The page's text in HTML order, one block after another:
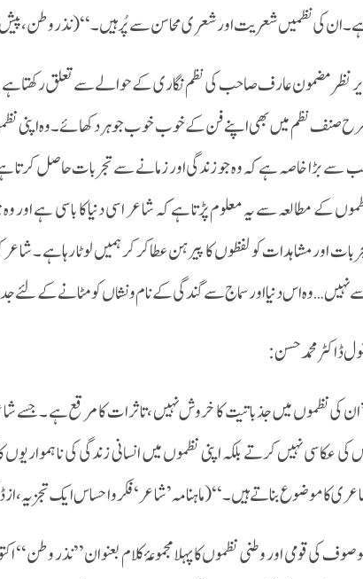
ان کی نظمیں شعریت اور شعری محاسن سے پُرہیں۔‘‘ (نذروطن، پیش لفظ از سابق
نظر مضمون عارف صاحب کی نظم نگاری کے حوالے سے تعلق رکھتا ہے
صنف نظم میں بھی اپنے فن کے خوب خوب جوہر دکھائے ۔ وہ اپنی
سے بڑا خاصہ ہے کہ وہ جو زندگی اور زمانے سے تجربات حاصل کرتا
کے مطالعہ سے یہ معلوم پڑتا ہے کہ شاعر اسی دنیا کا باسی ہے
اور مشاہدات کو لفظوں کا پیرہن عطا کر کر ہمیں لوٹا رہا ہے
نہیں… وہ اس دنیا اور سماج سے گندگی کے نام و نشاں کو مٹانے کے
ڈاکٹر محمد حسن :
کی نظموں میں جذباتیت کا خروش نہیں ، تاثرات کا مرقع ہے ۔ جسے
کی عکاسی نہیں کرتے بلکہ اپنی نظموں میں انسانی زندگی کی نا ہموار
کا موضوع بناتے ہیں ۔‘‘(ماہنامہ ’شاعر‘ فکرواحساس ایک تجزیہ، از ڈاکٹر